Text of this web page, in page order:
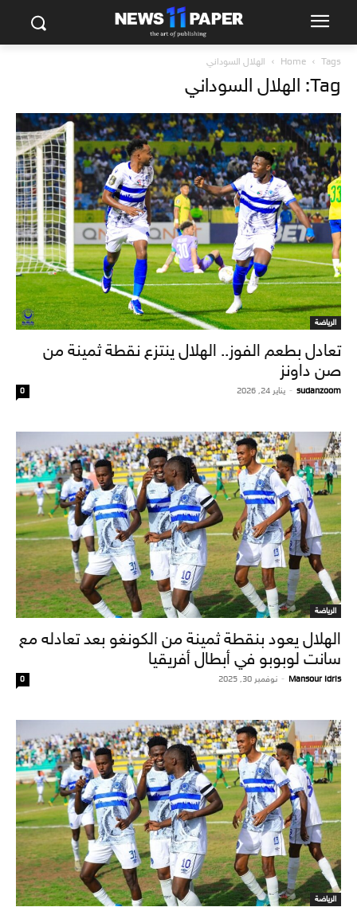
Home Tags الهلال السوداني
Tag: الهلال السوداني
الرياضة
تعادل بطعم الفوز.. الهلال ينتزع نقطة ثمينة من
صن داونز
sudanzoom
- يناير 24, 2026 0
الرياضة
الهلال يعود بنقطة ثمينة من الكونغو بعد تعادله مع
سانت لوبوبو في أبطال أفريقيا
Mansour Idris
- نوفمبر 30, 2025 0
الرياضة